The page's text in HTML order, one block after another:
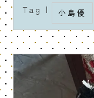
Tag | 小島優